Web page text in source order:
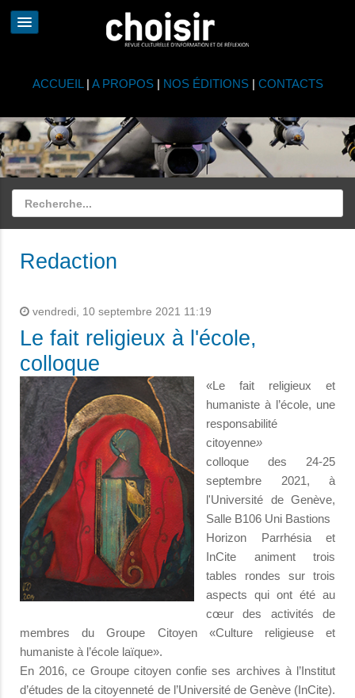
ACCUEIL | A PROPOS| NOS ÉDITIONS| CONTACTS
Redaction
vendredi, 10 septembre 2021 11:19
Le fait religieux à l'école,
colloque
«Le fait religieux et
humaniste à l’école, une
responsabilité
citoyenne»
colloque des 24-25
septembre 2021, à
l'Université de Genève,
Salle B106 Uni Bastions
Horizon Parrhésia et
InCite animent trois
tables rondes sur trois
aspects qui ont été au
cœur des activités de
membres du Groupe Citoyen «Culture religieuse et
humaniste à l’école laïque».
En 2016, ce Groupe citoyen confie ses archives à l’Institut
d’études de la citoyenneté de l’Université de Genève (InCite).